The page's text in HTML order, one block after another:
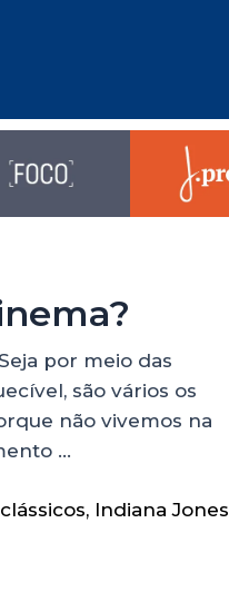
por meio das
são vários os
não vivemos na
…
clássicos, Indiana Jones